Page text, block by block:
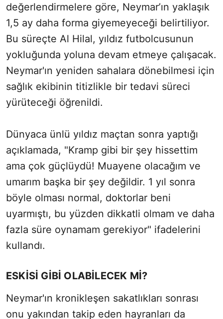
değerlendirmelere göre, Neymar’ın yaklaşık
1,5 ay daha forma giyemeyeceği belirtiliyor.
Bu süreçte Al Hilal, yıldız futbolcusunun
yokluğunda yoluna devam etmeye çalışacak.
Neymar'ın yeniden sahalara dönebilmesi için
sağlık ekibinin titizlikle bir tedavi süreci
yürüteceği öğrenildi.
Dünyaca ünlü yıldız maçtan sonra yaptığı
açıklamada, "Kramp gibi bir şey hissettim
ama çok güçlüydü! Muayene olacağım ve
umarım başka bir şey değildir. 1 yıl sonra
böyle olması normal, doktorlar beni
uyarmıştı, bu yüzden dikkatli olmam ve daha
fazla süre oynamam gerekiyor" ifadelerini
kullandı.
ESKİSİ GİBİ OLABİLECEK Mİ?
Neymar'ın kronikleşen sakatlıkları sonrası
onu yakından takip eden hayranları da